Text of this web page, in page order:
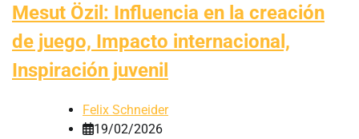
Mesut Özil: Influencia en la creación
de juego, Impacto internacional,
Inspiración juvenil
Felix Schneider
19/02/2026